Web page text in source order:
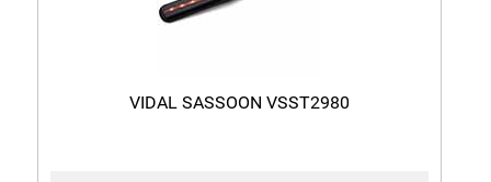
VIDAL SASSOON VSST2980